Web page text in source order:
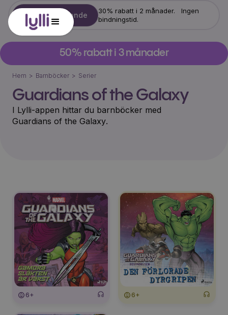
Starta erbjudande
30% rabatt i 2 månader. Ingen
bindningstid.
50% rabatt i 3 månader
Hem > Barnböcker > Serier
Guardians of the Galaxy
I Lylli-appen hittar du barnböcker med
Guardians of the Galaxy.
6+ 6+